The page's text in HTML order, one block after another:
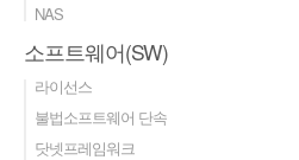
NAS
소프트웨어(SW)
라이선스
불법소프트웨어 단속
닷넷프레임워크